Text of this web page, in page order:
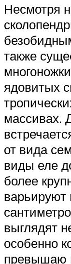
Несмотря
также
ядовитых
массивах.
от вида
виды еле
более
варьируют
выглядят
особенно
превышаю